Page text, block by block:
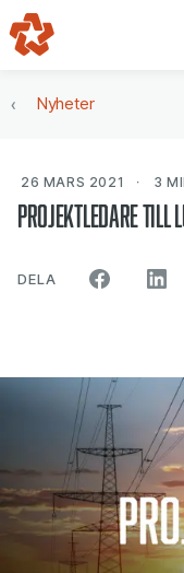
Gå till navigering
Gå till innehåll
Nyheter
26 MARS 2021 3
Projektledare till
DELA ARTIKELN PÅ